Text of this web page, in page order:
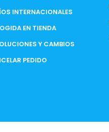
INTERNACIONALES
EN TIENDA
Y CAMBIOS
PEDIDO